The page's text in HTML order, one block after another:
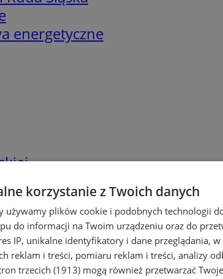
energetyczne
korzystanie z Twoich danych
używamy plików cookie i podobnych technologii
do informacji na Twoim urządzeniu oraz do
IP, unikalne identyfikatory i dane przeglądania,
reklam i treści, pomiaru reklam i treści, analizy
trzecich (1913) mogą również przetwarzać